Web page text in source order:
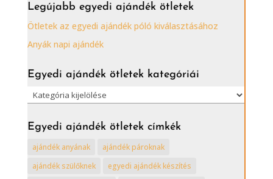
Legújabb egyedi ajándék ötletek
Ötletek az egyedi ajándék póló kiválasztásához
Anyák napi ajándék
Egyedi ajándék ötletek kategóriái
Egyedi
ajándék
ötletek
kategóriái
Egyedi ajándék ötletek címkék
ajándék anyának
ajándék pároknak
ajándék szülőknek
egyedi ajándék készítés